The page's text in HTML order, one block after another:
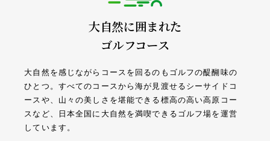
大自然に囲まれた
ゴルフコース
大自然を感じながらコースを回るのもゴルフの醍醐味の
ひとつ。すべてのコースから海が見渡せるシーサイドコ
ースや、山々の美しさを堪能できる標高の高い高原コー
スなど、日本全国に大自然を満喫できるゴルフ場を運営
しています。